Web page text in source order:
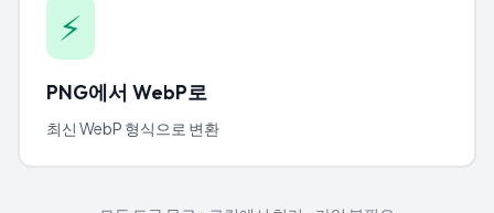
⚡
PNG에서 WebP로
최신 WebP 형식으로 변환